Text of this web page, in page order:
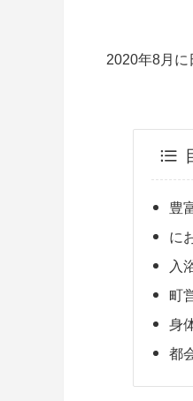
2020年8月に
豊
に
入
町
身
都